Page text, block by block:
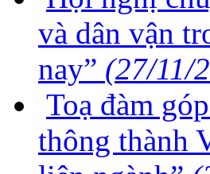
và dân vận
nay” (27/11/
Toạ đàm
thông thành